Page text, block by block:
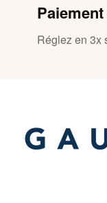
Réglez en 3x